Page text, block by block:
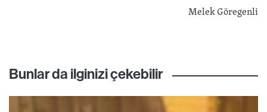
Melek Göregenli
Bunlar da ilginizi çekebilir